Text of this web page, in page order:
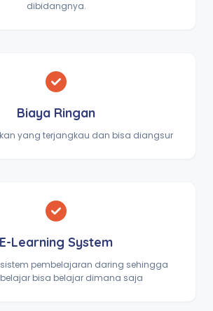
dibidangnya.
Biaya Ringan
yang terjangkau dan bisa diangsur
E-Learning System
pembelajaran daring sehingga
bisa belajar dimana saja